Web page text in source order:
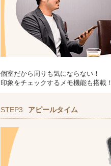
個室だから周りも気にならない！
印象をチェックするメモ機能も搭載！
STEP3 アピールタイム